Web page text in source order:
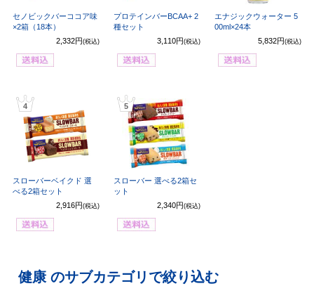
セノビックバーココア味
×2箱（18本）
2,332円 (税込)
プロテインバーBCAA+ 2
種セット
3,110円 (税込)
エナジックウォーター 5
00ml×24本
5,832円(税込)
4
スローバーベイクド 選
べる2箱セット
2,916円 (税込)
5
スローバー 選べる2箱セ
ット
2,340円 (税込)
健康 のサブカテゴリで絞り込む